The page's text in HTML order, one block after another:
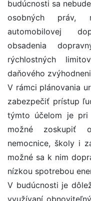
budúcnosti sa
osobných práv,
automobilovej
obsadenia
rýchlostných
daňového
V rámci plánovania
zabezpečiť prístup
týmto účelom je pri
možné zoskupiť
nemocnice, školy i
možné sa k nim
nízkou spotrebou
V budúcnosti je